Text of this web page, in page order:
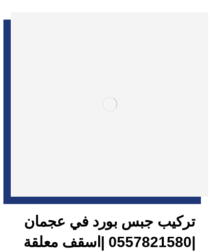
تركيب جبس بورد في عجمان